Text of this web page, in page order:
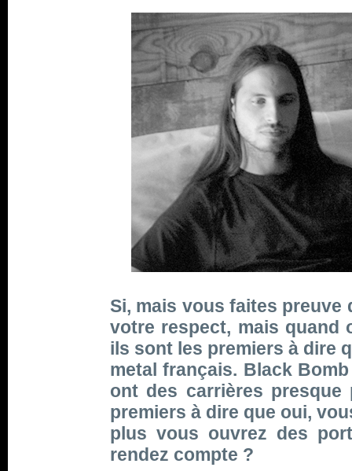
Si, mais vous faites
votre respect, mais quand
ils sont les premiers à dire
metal français. Black
ont des carrières
premiers à dire que oui,
plus vous ouvrez des
rendez compte ?